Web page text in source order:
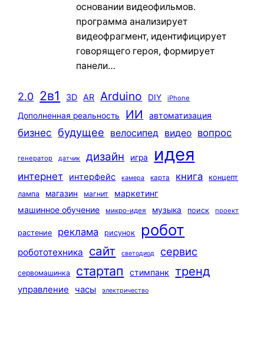
основании видеофильмов.
программа анализирует
видеофрагмент, идентифицирует
говорящего героя, формирует
панели…
2.0 2в1 3D AR Arduino DIY iPhone
Дополненная реальность ИИ автоматизация
бизнес будущее велосипед видео вопрос
генератор датчик дизайн игра идея
интернет интерфейс камера карта книга
концепт
лампа
магазин магнит
маркетинг
машинное обучение
микро-идея музыка поиск проект
растение реклама рисунок робот
робототехника сайт светодиод сервис
сервомашинка стартап стимпанк тренд
управление часы электричество